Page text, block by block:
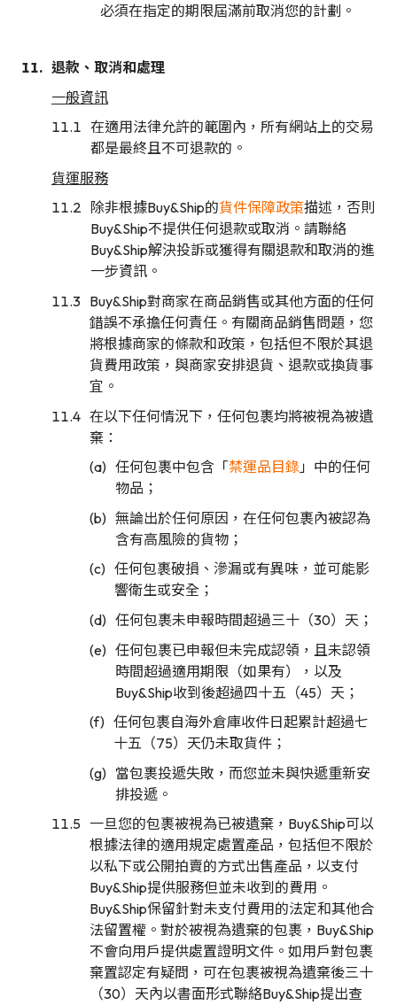
必須在指定的期限屆滿前取消您的計劃。
退款、取消和處理
一般資訊
在適用法律允許的範圍內，所有網站上的交易
都是最終且不可退款的。
貨運服務
除非根據Buy&Ship的貨件保障政策​描述，否則
Buy&Ship不提供任何退款或取消。請聯絡
Buy&Ship解決投訴或獲得有關退款和取消的進
一步資訊。
Buy&Ship對商家在商品銷售或其他方面的任何
錯誤不承擔任何責任。有關商品銷售問題，您
將根據商家的條款和政策，包括但不限於其退
貨費用政策，與商家安排退貨、退款或換貨事
宜。
在以下任何情況下，任何包裹均將被視為被遺
棄：
任何包裹中包含「禁運品目錄​」中的任何
物品；
無論出於任何原因，在任何包裹內被認為
含有高風險的貨物；
任何包裹破損、滲漏或有異味，並可能影
響衛生或安全；
任何包裹未申報時間超過三十（30）天；
任何包裹已申報但未完成認領，且未認領
時間超過適用期限（如果有），以及
Buy&Ship收到後超過四十五（45）天；
任何包裹自海外倉庫收件日起累計超過七
十五（75）天仍未取貨件；
當包裹投遞失敗，而您並未與快遞重新安
排投遞。
一旦您的包裹被視為已被遺棄，Buy&Ship可以
根據法律的適用規定處置產品，包括但不限於
以私下或公開拍賣的方式出售產品，以支付
Buy&Ship提供服務但並未收到的費用。
Buy&Ship保留針對未支付費用的法定和其他合
法留置權。對於被視為遺棄的包裹，Buy&Ship
不會向用戶提供處置證明文件。如用戶對包裹
棄置認定有疑問，可在包裹被視為遺棄後三十
（30）天內以書面形式聯絡Buy&Ship提出查